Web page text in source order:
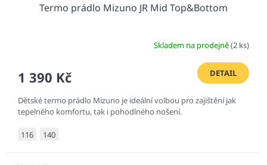
Termo prádlo Mizuno JR Mid Top&Bottom
Skladem na prodejně(2 ks)
1 390 Kč DETAIL
Dětské termo prádlo Mizuno je ideální volbou pro zajištění jak
tepelného komfortu, tak i pohodlného nošení.
116 140